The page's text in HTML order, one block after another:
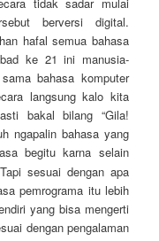
berversi digital.
hafal semua bahasa
ke 21 ini manusia-
bahasa komputer
langsung kalo kita
bakal bilang “Gila!
ngapalin bahasa yang
begitu karna selain
sesuai dengan apa
pemrograma itu lebih
yang bisa mengerti
dengan pengalaman